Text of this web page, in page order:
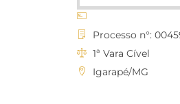
Processo n°:
1ª Vara Cível
Igarapé/MG